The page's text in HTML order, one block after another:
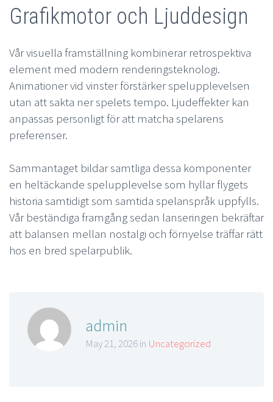
Grafikmotor och Ljuddesign
Vår visuella framställning kombinerar retrospektiva
element med modern renderingsteknologi.
Animationer vid vinster förstärker spelupplevelsen
utan att sakta ner spelets tempo. Ljudeffekter kan
anpassas personligt för att matcha spelarens
preferenser.
Sammantaget bildar samtliga dessa komponenter
en heltäckande spelupplevelse som hyllar flygets
historia samtidigt som samtida spelanspråk uppfylls.
Vår beständiga framgång sedan lanseringen bekräftar
att balansen mellan nostalgi och förnyelse träffar rätt
hos en bred spelarpublik.
admin
May 21, 2026 in Uncategorized